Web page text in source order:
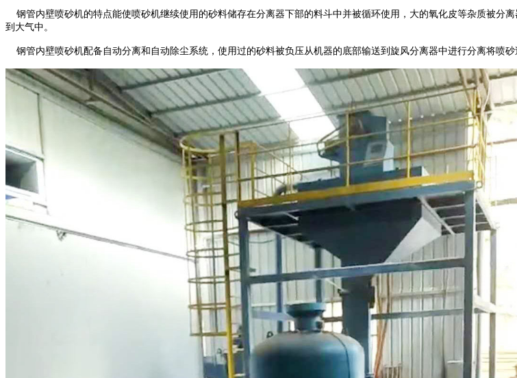
钢管内壁喷砂机的特点能使喷砂机继续使用的砂料储存在分离器下部的料斗中并被循环使用，大的氧化皮等杂质被分
到大气中。
钢管内壁喷砂机配备自动分离和自动除尘系统，使用过的砂料被负压从机器的底部输送到旋风分离器中进行分离将喷